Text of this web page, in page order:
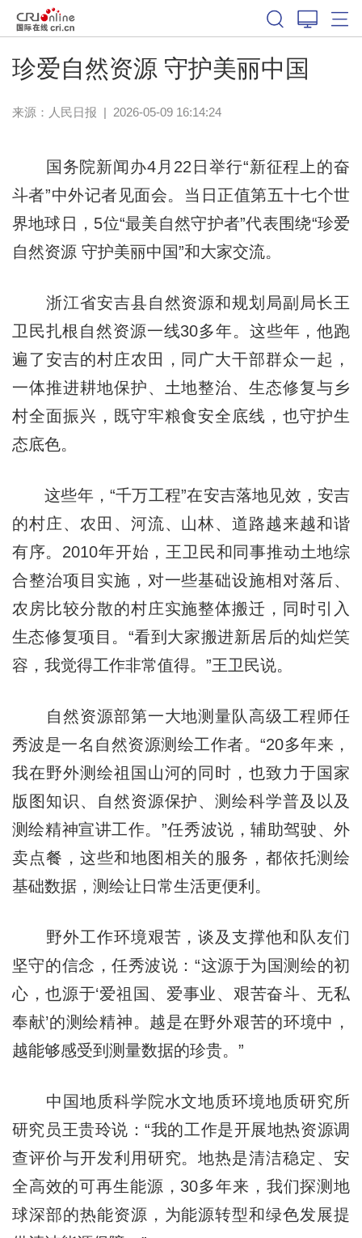
珍爱自然资源 守护美丽中国
来源： 人民日报 | 2026-05-09 16:14:24
国务院新闻办4月22日举行“新征程上的奋
斗者”中外记者见面会。当日正值第五十七个世
界地球日，5位“最美自然守护者”代表围绕“珍爱
自然资源 守护美丽中国”和大家交流。
浙江省安吉县自然资源和规划局副局长王
卫民扎根自然资源一线30多年。这些年，他跑
遍了安吉的村庄农田，同广大干部群众一起，
一体推进耕地保护、土地整治、生态修复与乡
村全面振兴，既守牢粮食安全底线，也守护生
态底色。
这些年，“千万工程”在安吉落地见效，安吉
的村庄、农田、河流、山林、道路越来越和谐
有序。2010年开始，王卫民和同事推动土地综
合整治项目实施，对一些基础设施相对落后、
农房比较分散的村庄实施整体搬迁，同时引入
生态修复项目。“看到大家搬进新居后的灿烂笑
容，我觉得工作非常值得。”王卫民说。
自然资源部第一大地测量队高级工程师任
秀波是一名自然资源测绘工作者。“20多年来，
我在野外测绘祖国山河的同时，也致力于国家
版图知识、自然资源保护、测绘科学普及以及
测绘精神宣讲工作。”任秀波说，辅助驾驶、外
卖点餐，这些和地图相关的服务，都依托测绘
基础数据，测绘让日常生活更便利。
野外工作环境艰苦，谈及支撑他和队友们
坚守的信念，任秀波说：“这源于为国测绘的初
心，也源于‘爱祖国、爱事业、艰苦奋斗、无私
奉献’的测绘精神。越是在野外艰苦的环境中，
越能够感受到测量数据的珍贵。”
中国地质科学院水文地质环境地质研究所
研究员王贵玲说：“我的工作是开展地热资源调
查评价与开发利用研究。地热是清洁稳定、安
全高效的可再生能源，30多年来，我们探测地
球深部的热能资源，为能源转型和绿色发展提